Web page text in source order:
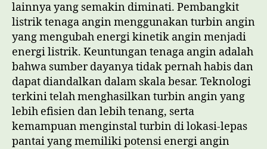
lainnya yang semakin diminati. Pembangkit
listrik tenaga angin menggunakan turbin angin
yang mengubah energi kinetik angin menjadi
energi listrik. Keuntungan tenaga angin adalah
bahwa sumber dayanya tidak pernah habis dan
dapat diandalkan dalam skala besar. Teknologi
terkini telah menghasilkan turbin angin yang
lebih efisien dan lebih tenang, serta
kemampuan menginstal turbin di lokasi-lepas
pantai yang memiliki potensi energi angin